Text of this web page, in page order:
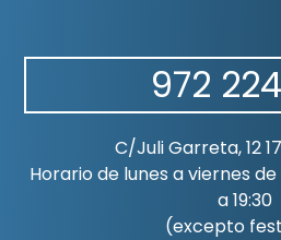
972
C/Juli Garreta, 12
Horario de lunes a viernes de
a 19:30
(excepto